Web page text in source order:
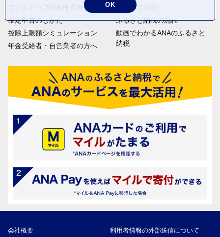
ワンストップ特例制度ガイド
確定申告のしかた
控除上限額シミュレーション
年金受給者・自営業者の方へ
はじめての方へ
ふるさと納税の流れ
動画でわかるANAのふるさと
納税
会社概要 利用者情報の外部送信について
OK